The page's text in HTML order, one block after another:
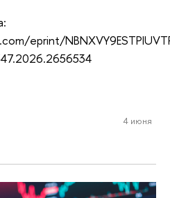
eprint/
4 июня